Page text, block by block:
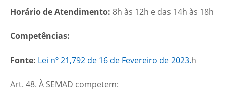
Horário de Atendimento: 8h às 12h e das 14h às 18h
Competências:
Fonte: Lei nº 21,792 de 16 de Fevereiro de 2023.h
Art. 48. À SEMAD competem: